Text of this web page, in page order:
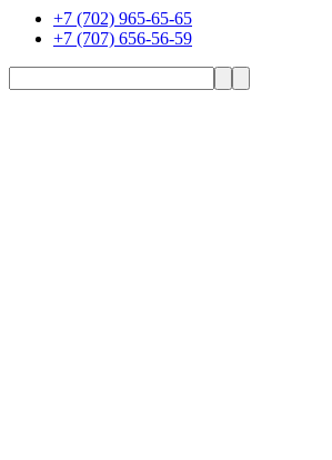
+7 (702) 965-65-65
+7 (707) 656-56-59